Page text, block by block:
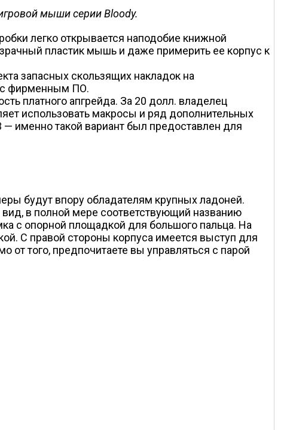
мыши серии Bloody.
легко открывается наподобие книжной
пластик мышь и даже примерить ее корпус к
запасных скользящих накладок на
с фирменным ПО.
платного апгрейда. За 20 долл. владелец
использовать макросы и ряд дополнительных
именно такой вариант был предоставлен для
будут впору обладателям крупных ладоней.
в полной мере соответствующий названию
с опорной площадкой для большого пальца. На
С правой стороны корпуса имеется выступ для
того, предпочитаете вы управляться с парой